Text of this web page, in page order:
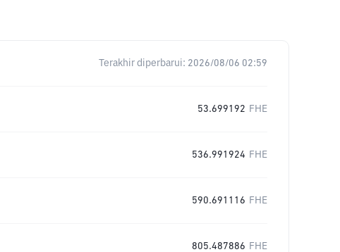
Terakhir diperbarui: 2026/08/06 02:59
53.699192 FHE
536.991924 FHE
590.691116 FHE
805.487886 FHE